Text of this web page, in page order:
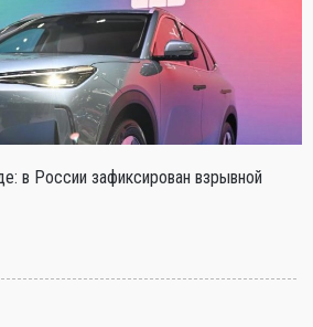
в России зафиксирован взрывной